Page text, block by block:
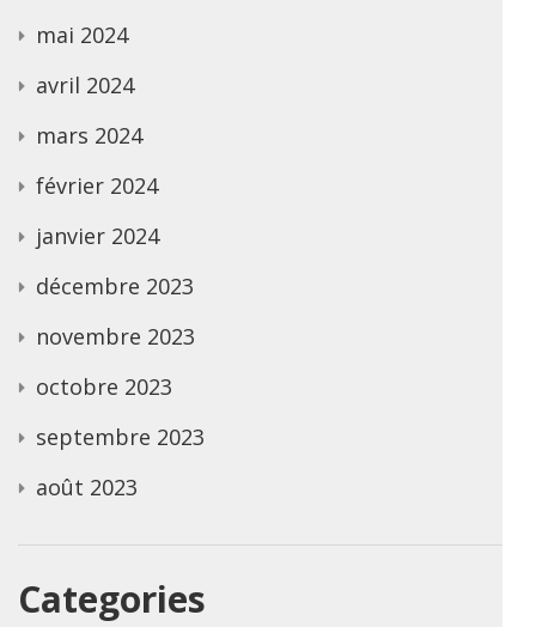
mai 2024
avril 2024
mars 2024
février 2024
janvier 2024
décembre 2023
novembre 2023
octobre 2023
septembre 2023
août 2023
Categories